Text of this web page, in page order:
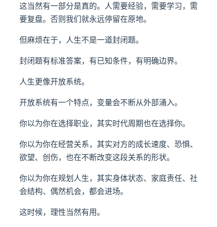
这当然有一部分是真的。人需要经验，需要学习，需
要复盘。否则我们就永远停留在原地。
但麻烦在于，人生不是一道封闭题。
封闭题有标准答案，有已知条件，有明确边界。
人生更像开放系统。
开放系统有一个特点，变量会不断从外部涌入。
你以为你在选择职业，其实时代周期也在选择你。
你以为你在经营关系，其实对方的成长速度、恐惧、
欲望、创伤，也在不断改变这段关系的形状。
你以为你在规划人生，其实身体状态、家庭责任、社
会结构、偶然机会，都会进场。
这时候，理性当然有用。